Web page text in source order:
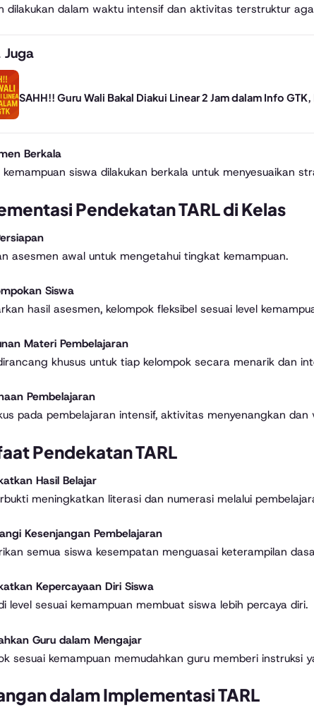
dilakukan dalam waktu intensif dan aktivitas terstruktur
Juga
SAHH!! Guru Wali Bakal Diakui Linear 2 Jam dalam Info
Berkala
kemampuan siswa dilakukan berkala untuk menyesuaikan
Pendekatan TARL di Kelas
asesmen awal untuk mengetahui tingkat kemampuan.
Siswa
hasil asesmen, kelompok fleksibel sesuai level
Materi Pembelajaran
khusus untuk tiap kelompok secara menarik dan
Pembelajaran
pada pembelajaran intensif, aktivitas menyenangkan dan
Pendekatan TARL
Hasil Belajar
meningkatkan literasi dan numerasi melalui
Kesenjangan Pembelajaran
semua siswa kesempatan menguasai keterampilan
Kepercayaan Diri Siswa
level sesuai kemampuan membuat siswa lebih percaya diri.
Guru dalam Mengajar
sesuai kemampuan memudahkan guru memberi instruksi
dalam Implementasi TARL